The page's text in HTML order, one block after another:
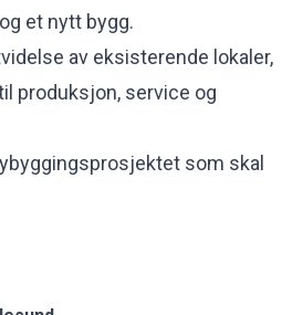
et nytt bygg.
av eksisterende lokaler,
produksjon, service og
som skal